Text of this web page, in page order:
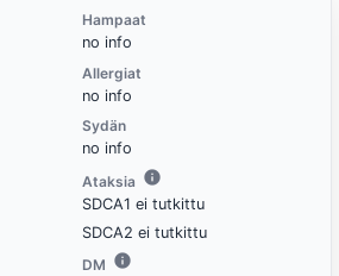
Hampaat
no info
Allergiat
no info
Sydän
no info
Ataksia
SDCA1 ei tutkittu
SDCA2 ei tutkittu
DM